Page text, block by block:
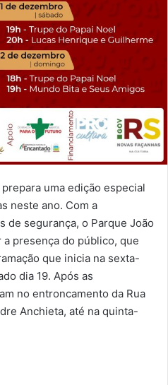
uma edição especial
neste ano. Com a
de segurança, o Parque João
presença do público, que
que inicia na sexta-
dia 19. Após as
no entroncamento da Rua
Anchieta, até na quinta-